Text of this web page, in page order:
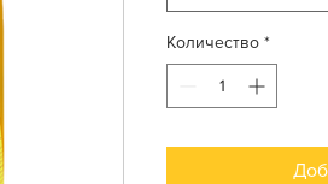
Количество *